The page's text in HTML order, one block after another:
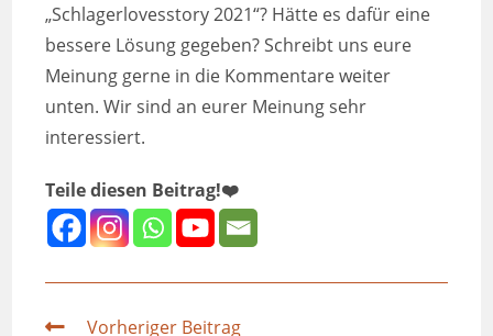
„Schlagerlovesstory 2021“? Hätte es dafür eine
bessere Lösung gegeben? Schreibt uns eure
Meinung gerne in die Kommentare weiter
unten. Wir sind an eurer Meinung sehr
interessiert.
Teile diesen Beitrag!❤️
Vorheriger Beitrag